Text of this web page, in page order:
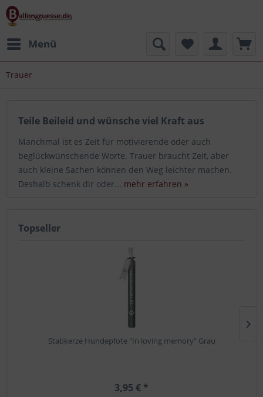
Menü
Trauer
Teile Beileid und wünsche viel Kraft aus
Manchmal ist es Zeit für motivierende oder auch
beglückwünschende Worte. Trauer braucht Zeit, aber
auch kleine Sachen können den Weg leichter machen.
Deshalb schenk dir oder... mehr erfahren »
Topseller
Stabkerze Hundepfote "In loving memory" Grau
3,95 € *